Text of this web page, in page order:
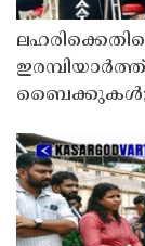
ബൈക്കുകൾ;